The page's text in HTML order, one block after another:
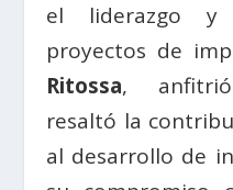
el liderazgo y
proyectos de
Ritossa,
resaltó la
al desarrollo de